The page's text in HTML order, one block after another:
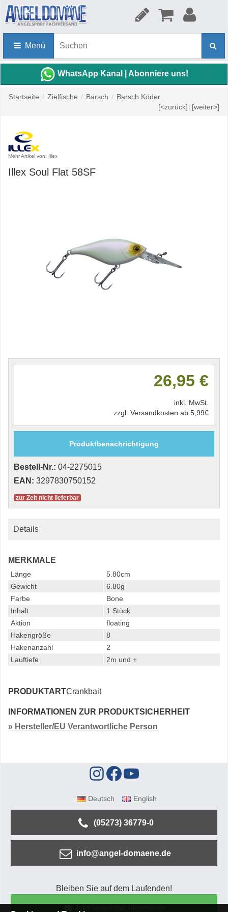
Menü
WhatsApp Kanal | Abonniere uns!
Startseite / Zielfische / Barsch / Barsch Köder
[<zurück] | [weiter>]
Mehr Artikel von: Illex
Illex Soul Flat 58SF
26,95 €
inkl. MwSt.
zzgl. Versandkosten ab 5,99€
Produktbenachrichtigung
Bestell-Nr.: 04-2275015
EAN: 3297830750152
zur Zeit nicht lieferbar
Details
MERKMALE
Länge
5.80cm
Gewicht
6.80g
Farbe
Bone
Inhalt
1 Stück
Aktion
floating
Hakengröße
8
Hakenanzahl
2
Lauftiefe
2m und +
PRODUKTARTCrankbait
INFORMATIONEN ZUR PRODUKTSICHERHEIT
» Hersteller/EU Verantwortliche Person
Deutsch English
(05273) 36779-0
info@angel-domaene.de
Bleiben Sie auf dem Laufenden!